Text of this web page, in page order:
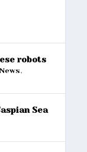
robots
News,
Sea